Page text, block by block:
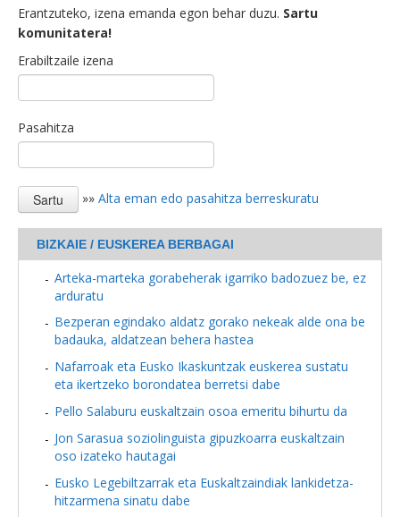
Erantzuteko, izena emanda egon behar duzu. Sartu
komunitatera!
Erabiltzaile izena
Pasahitza
»» Alta eman edo pasahitza berreskuratu
BIZKAIE / EUSKEREA BERBAGAI
Arteka-marteka gorabeherak igarriko badozuez be, ez
arduratu
Bezperan egindako aldatz gorako nekeak alde ona be
badauka, aldatzean behera hastea
Nafarroak eta Eusko Ikaskuntzak euskerea sustatu
eta ikertzeko borondatea berretsi dabe
Pello Salaburu euskaltzain osoa emeritu bihurtu da
Jon Sarasua soziolinguista gipuzkoarra euskaltzain
oso izateko hautagai
Eusko Legebiltzarrak eta Euskaltzaindiak lankidetza-
hitzarmena sinatu dabe